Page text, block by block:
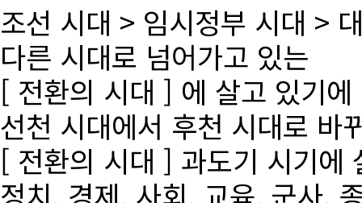
조선 시대 > 임시정부 시대 >
다른 시대로 넘어가고 있는
[ 전환의 시대 ] 에 살고 있기에
선천 시대에서 후천 시대로 바
[ 전환의 시대 ] 과도기 시기에
정치. 경제. 사회. 교육. 군사.